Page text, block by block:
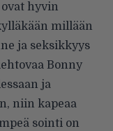
hyvin
millään
ja seksikkyys
Bonny
ja
niin kapeaa
sointi on